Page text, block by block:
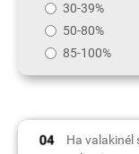
30-39%
50-80%
85-100%
Ha